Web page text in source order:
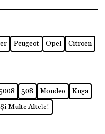
Peugeot Opel
Citroen
508 Mondeo
Kuga
Și Multe Altele!